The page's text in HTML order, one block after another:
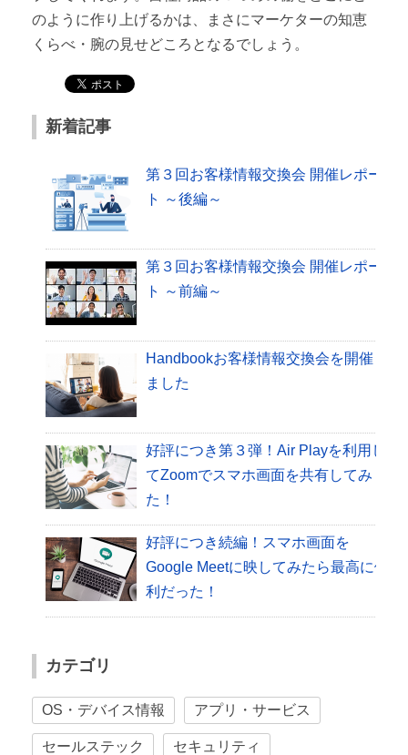
のように作り上げるかは、まさにマーケターの知恵
くらべ・腕の見せどころとなるでしょう。
新着記事
第３回お客様情報交換会 開催レポー
ト ～後編～
第３回お客様情報交換会 開催レポー
ト ～前編～
Handbookお客様情報交換会を開催し
ました
好評につき第３弾！Air Playを利用し
てZoomでスマホ画面を共有してみ
た！
好評につき続編！スマホ画面を
Google Meetに映してみたら最高に便
利だった！
カテゴリ
OS・デバイス情報 アプリ・サービス
セールステック セキュリティ